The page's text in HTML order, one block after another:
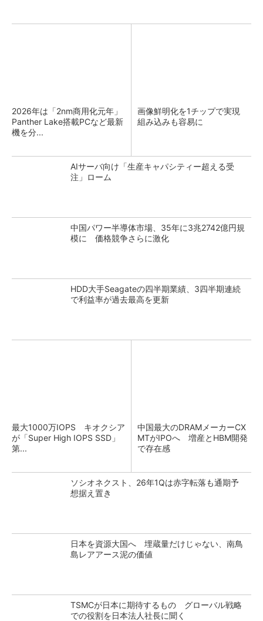
2026年は「2nm商用化元年」
Panther Lake搭載PCなど最新
機を分...
画像鮮明化を1チップで実現
組み込みも容易に
AIサーバ向け「生産キャパシティー超える受
注」ローム
中国パワー半導体市場、35年に3兆2742億円規
模に 価格競争さらに激化
HDD大手Seagateの四半期業績、3四半期連続
で利益率が過去最高を更新
最大1000万IOPS キオクシア
が「Super High IOPS SSD」
第...
中国最大のDRAMメーカーCX
MTがIPOへ 増産とHBM開発
で存在感
ソシオネクスト、26年1Qは赤字転落も通期予
想据え置き
日本を資源大国へ 埋蔵量だけじゃない、南鳥
島レアアース泥の価値
TSMCが日本に期待するもの グローバル戦略
での役割を日本法人社長に聞く